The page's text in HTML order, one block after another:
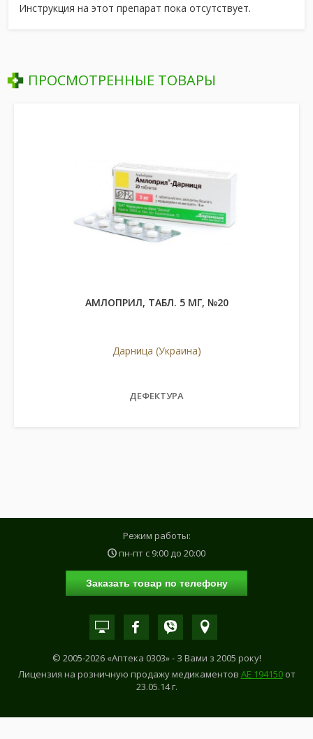
Инструкция на этот препарат пока отсутствует.
ПРОСМОТРЕННЫЕ ТОВАРЫ
АМЛОПРИЛ, ТАБЛ. 5 МГ, №20
Дарница (Украина)
ДЕФЕКТУРА
Режим работы:
пн-пт с 9:00 до 20:00
Заказать товар по телефону
© 2005-2026 «Аптека 0303» - З Вами з 2005 року!
Лицензия на розничную продажу медикаментов АE 194150от
23.05.14 г.